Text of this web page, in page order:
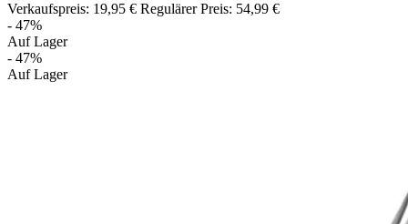
Verkaufspreis: 19,95 € Regulärer Preis: 54,99 €
- 47%
Auf Lager
- 47%
Auf Lager